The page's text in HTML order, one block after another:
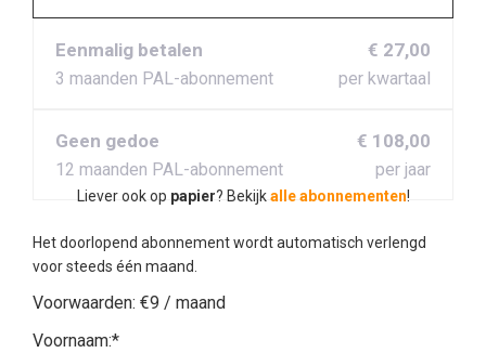
Eenmalig betalen
3 maanden PAL-abonnement
€ 27,00
per kwartaal
Geen gedoe
12 maanden PAL-abonnement
€ 108,00
per jaar
Liever ook op papier? Bekijkalle abonnementen!
Het doorlopend abonnement wordt automatisch verlengd
voor steeds één maand.
Voorwaarden: €9 / maand
Voornaam:*